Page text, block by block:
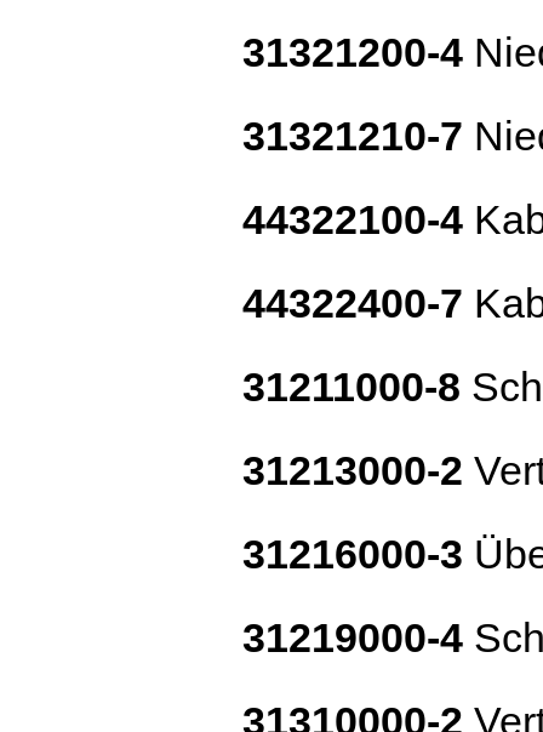
31321200-4
31321210-7
44322100-4
44322400-7
31211000-8
31213000-2
31216000-3
31219000-4
31310000-2